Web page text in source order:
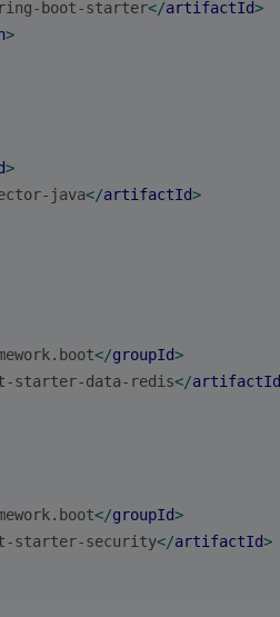
boot-starter</artifactId>
>
>
java</artifactId>
</groupId>
starter-data-redis</artifactId
</groupId>
starter-security</artifactId>